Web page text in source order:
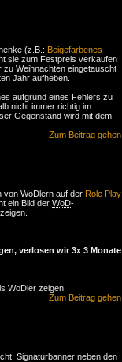
Geringfügiger Diebstahl,
was immer der Fall ist,
(vgl. Punkt 2.3.2)
eine Spende an das
Ausbeuter Algarions (RAA)
und soll den Opfern von
generell ausgesprochen
und / oder wenn
Kooperation bereit ist.
werde ich noch ein paar
(z.B.: Beigefarbenes
sie zum Festpreis verkaufen
Weihnachten eingetauscht
Jahr aufheben.
aufgrund eines Fehlers zu
nicht immer richtig im
Gegenstand wird mit dem
Zum Beitrag gehen
von WoDlern auf der Role Play
ein Bild der WoD-
verlosen wir 3x 3 Monate
WoDler zeigen.
auf dem Messestand zeigen
;)
Zum Beitrag gehen
Signaturbanner neben den